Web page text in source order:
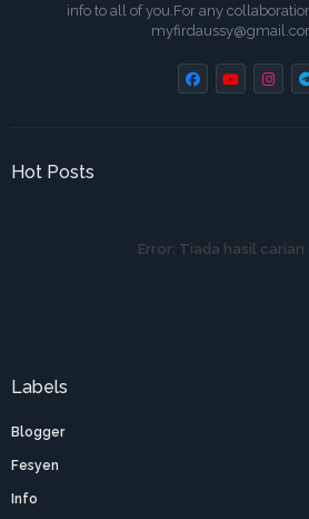
info to all of you.For any
Hot Posts
Error: Tiada hasil carian
Labels
Blogger
Fesyen
Info